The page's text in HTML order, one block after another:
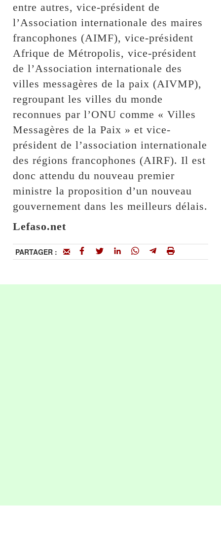
entre autres, vice-président de
l’Association internationale des maires
francophones (AIMF), vice-président
Afrique de Métropolis, vice-président
de l’Association internationale des
villes messagères de la paix (AIVMP),
regroupant les villes du monde
reconnues par l’ONU comme « Villes
Messagères de la Paix » et vice-
président de l’association internationale
des régions francophones (AIRF). Il est
donc attendu du nouveau premier
ministre la proposition d’un nouveau
gouvernement dans les meilleurs délais.
Lefaso.net
PARTAGER :